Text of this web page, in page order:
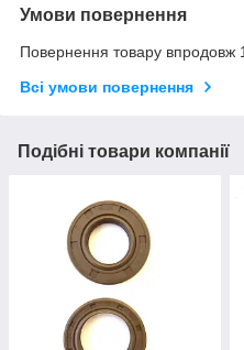
Умови повернення
Повернення товару впродовж
Всі умови повернення
Подібні товари компанії